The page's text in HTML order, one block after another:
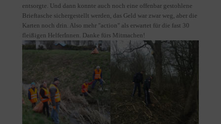
entsorgte. Und dann konnte auch noch eine offenbar gestohlene
Brieftasche sichergestellt werden, das Geld war zwar weg, aber die
Karten noch drin. Also mehr "action" als erwartet für die fast 30
fleißigen HelferInnen. Danke fürs Mitmachen!